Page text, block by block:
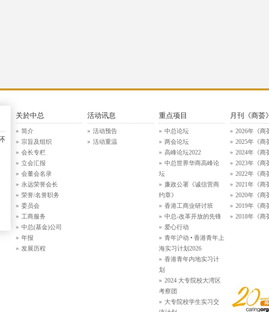
关於中总
简介
宗旨及组织
会长专栏
立会汇报
会董会名录
永远荣誉会长
荣誉/名誉职务
委员会
工商服务
中总(基金)公司
年报
发展历程
活动讯息
活动预告
活动重温
重点项目
中总论坛
两会论坛
高峰论坛2022
中总世界华商高峰论
坛
廉政公署《诚信营商
约章》
香港工商业研讨班
中总-改革开放的先锋
爱心行动
青年沪动 • 香港青年上
海实习计划2026
香港青年内地实习计
划
2024 大专院校大湾区
考察团
大专院校学生实习交
月刊《商荟
2026年《商
2025年《商
2024年《商
2023年《商
2022年《商
2021年《商
2020年《商
2019年《商
2018年《商